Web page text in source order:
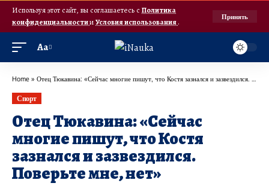
Используя этот сайт, вы соглашаетесь с Политика
конфиденциальностииУсловия использования.
Принять
Аа
Home » Отец Тюкавина: «Сейчас многие пишут, что Костя зазнался и зазвездился. Поверьте мне, нет»
Спорт
Отец Тюкавина: «Сейчас
многие пишут, что Костя
зазнался и зазвездился.
Поверьте мне, нет»